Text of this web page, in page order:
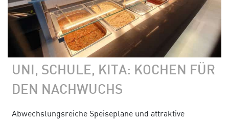
UNI, SCHULE, KITA: KOCHEN FÜR
DEN NACHWUCHS
Abwechslungsreiche Speisepläne und attraktive